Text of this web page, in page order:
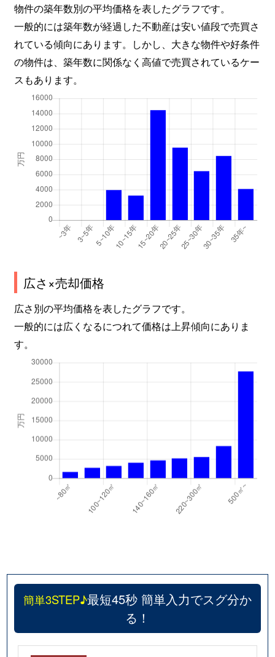
物件の築年数別の平均価格を表したグラフです。
一般的には築年数が経過した不動産は安い値段で売買さ
れている傾向にあります。しかし、大きな物件や好条件
の物件は、築年数に関係なく高値で売買されているケー
スもあります。
広さ×売却価格
広さ別の平均価格を表したグラフです。
一般的には広くなるにつれて価格は上昇傾向にありま
す。
簡単3STEP♪最短45秒 簡単入力でスグ分か
る！